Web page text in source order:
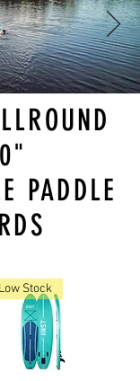
PADDLE
Low Stock